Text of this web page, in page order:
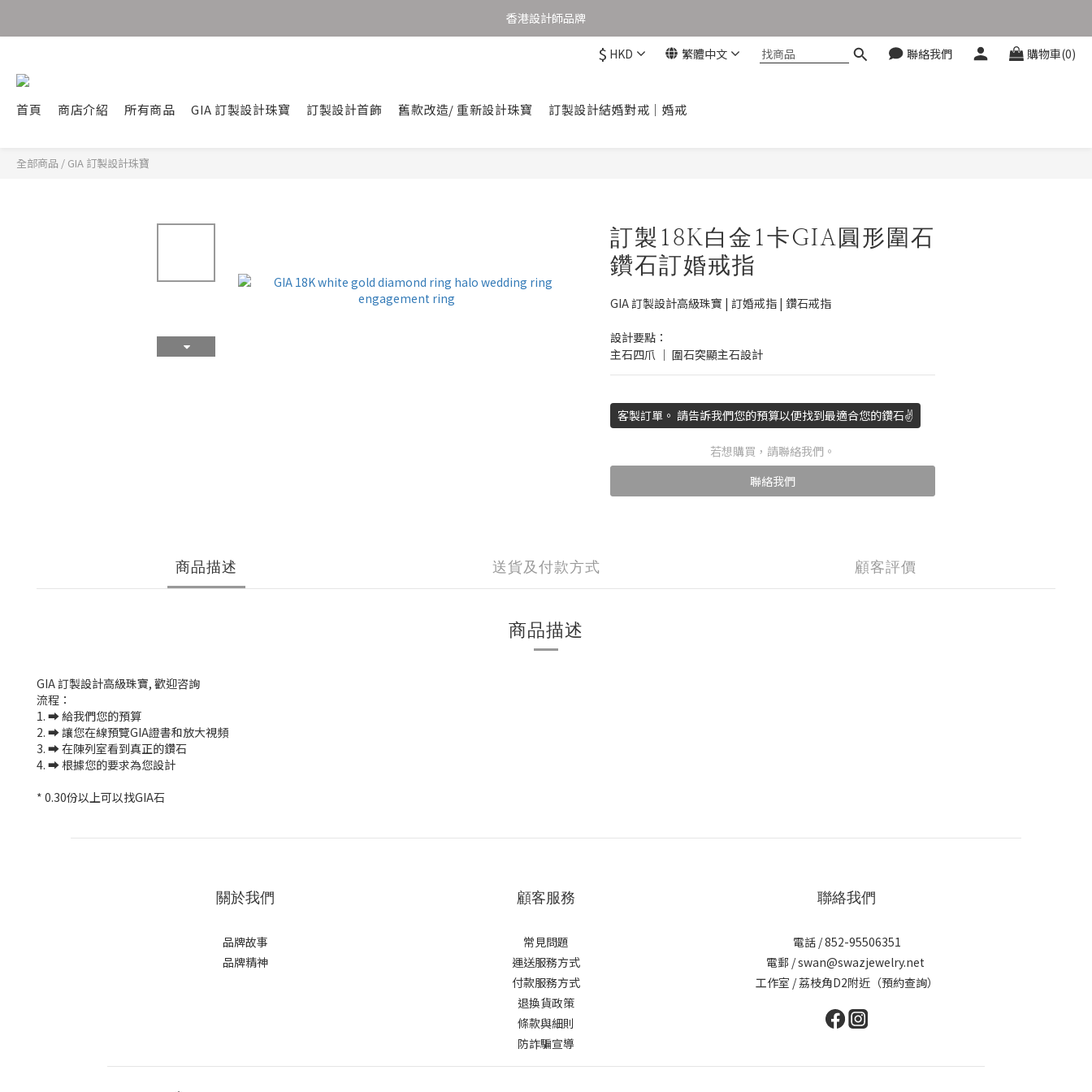
購物滿港幣1,000元香港及澳門免運費
香港設計師品牌
購物滿港幣1,000元香港及澳門免運費
$ HKD 繁體中文 聯絡我們 購物車(0)
首頁 商店介紹 所有商品 GIA 訂製設計珠寶 訂製設計首飾 舊款改造/ 重新設計珠寶 訂製設計結婚對戒｜婚戒
全部商品 / GIA 訂製設計珠寶
訂製18K白金1卡GIA圓形圍石
鑽石訂婚戒指
GIA 訂製設計高級珠寶 | 訂婚戒指 | 鑽石戒指
設計要點：
主石四爪 ｜ 圍石突顯主石設計
客製訂單。 請告訴我們您的預算以便找到最適合您的鑽石✌️
若想購買，請聯絡我們。
聯絡我們
商品描述 送貨及付款方式 顧客評價
商品描述
GIA 訂製設計高級珠寶, 歡迎咨詢
流程：
1. ➡️ 給我們您的預算
2. ➡️ 讓您在線預覽GIA證書和放大視頻
3. ➡️ 在陳列室看到真正的鑽石
4. ➡️ 根據您的要求為您設計
* 0.30份以上可以找GIA石
關於我們
品牌故事
品牌精神
顧客服務
常見問題
運送服務方式
付款服務方式
退換貨政策
條款與細則
防詐騙宣導
聯絡我們
電話 / 852-95506351
電郵 / swan@swazjewelry.net
工作室 / 荔枝角D2附近（預約查詢）